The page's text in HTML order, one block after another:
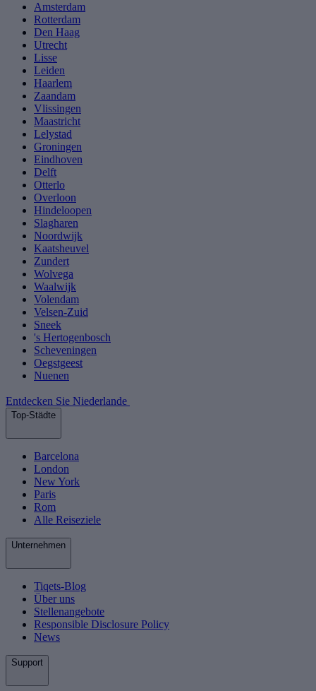
Amsterdam
Rotterdam
Den Haag
Utrecht
Lisse
Leiden
Haarlem
Zaandam
Vlissingen
Maastricht
Lelystad
Groningen
Eindhoven
Delft
Otterlo
Overloon
Hindeloopen
Slagharen
Noordwijk
Kaatsheuvel
Zundert
Wolvega
Waalwijk
Volendam
Velsen-Zuid
Sneek
's Hertogenbosch
Scheveningen
Oegstgeest
Nuenen
Entdecken Sie Niederlande
Top-Städte
Barcelona
London
New York
Paris
Rom
Alle Reiseziele
Unternehmen
Tiqets-Blog
Über uns
Stellenangebote
Responsible Disclosure Policy
News
Support